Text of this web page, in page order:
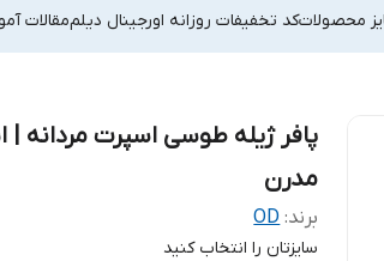
محصولاتکد تخفیفات روزانه اورجینال دیلممقالات
پافر ژیله طوسی اسپرت مردانه |
مدرن
برند: OD
سایزتان را انتخاب کنید